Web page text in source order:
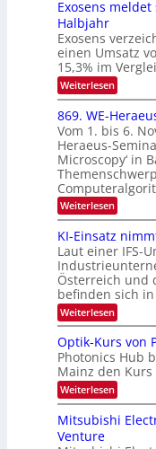
a
k
s
V
S
I
O
N
2
0
2
6
e
t
r
o
n
k
-
u
n
d
B
i
l
d
v
e
r
a
r
b
e
i
n
d
i
e
K
I
m
i
t
d
e
n
k
t
Exosens
Halbjahr
Exosens
einen Umsatz
15,3% im
Weiterlesen:
E
x
o
s
e
n
s
m
e
l
d
e
t
s
t
a
r
k
e
W
a
c
h
s
u
869. WE-
Vom 1. bis 6.
Heraeus-
Microscopy‘ in
Weiterlesen:
8
9
.
W
E
-
H
e
r
a
e
u
s
-
S
e
KI-Einsatz
Laut einer IFS-
Österreich und
befinden sich
Weiterlesen:
K
-
E
i
n
s
t
Optik-Kurs von
Photonics Hub
Mainz den Kurs
Weiterlesen:
O
p
t
Mitsubishi
Venture